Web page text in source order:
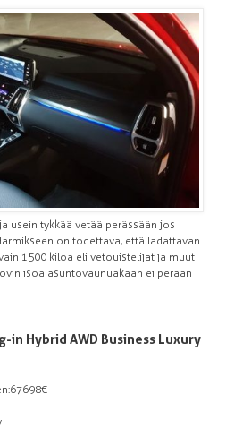
usein tykkää vetää perässään jos
on todettava, että ladattavan
1500 kiloa eli vetouistelijat ja muut
isoa asuntovaunuakaan ei perään
in Hybrid AWD Business Luxury